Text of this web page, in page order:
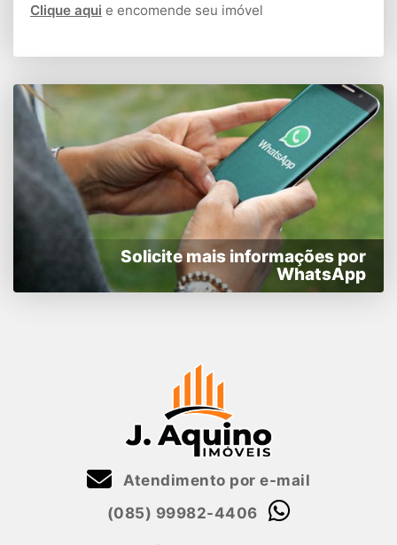
Clique aqui e encomende seu imóvel
Solicite mais informações por
WhatsApp
Atendimento por e-mail
(085) 99982-4406